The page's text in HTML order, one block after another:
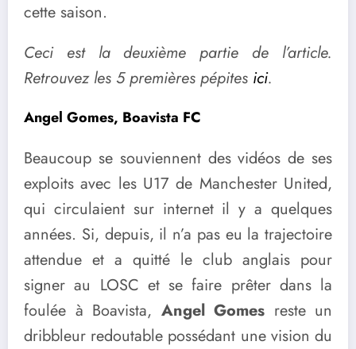
cette saison.
Ceci est la deuxième partie de l’article.
Retrouvez les 5 premières pépites ici.
Angel Gomes, Boavista FC
Beaucoup se souviennent des vidéos de ses
exploits avec les U17 de Manchester United,
qui circulaient sur internet il y a quelques
années. Si, depuis, il n’a pas eu la trajectoire
attendue et a quitté le club anglais pour
signer au LOSC et se faire prêter dans la
foulée à Boavista, Angel Gomes reste un
dribbleur redoutable possédant une vision du